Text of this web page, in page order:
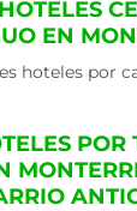
EN
hoteles por
POR